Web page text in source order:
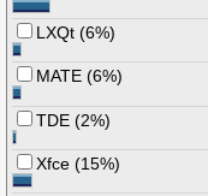
LXQt (6%)
MATE (6%)
TDE (2%)
Xfce (15%)